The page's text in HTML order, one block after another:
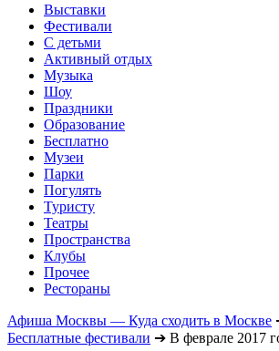
Выставки
Фестивали
С детьми
Активный отдых
Музыка
Шоу
Праздники
Образование
Бесплатно
Музеи
Парки
Погулять
Туристу
Театры
Пространства
Клубы
Прочее
Рестораны
Афиша Москвы — Куда сходить в Москве
Бесплатные фестивали ➔ В феврале 2017